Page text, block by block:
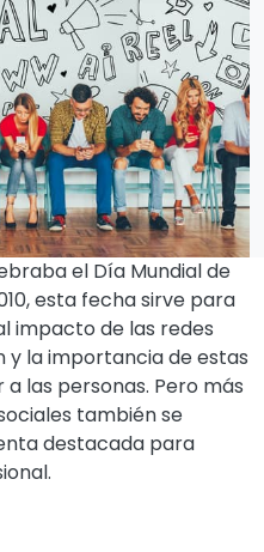
el Día Mundial de
esta fecha sirve para
impacto de las redes
y la importancia de estas
las personas. Pero más
también se
destacada para